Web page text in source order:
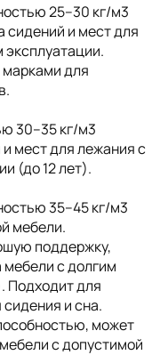
25–30 кг/м3
сидений и мест для
для
30–35 кг/м3
мест для лежания с
(до 12 лет).
35–45 кг/м3
мебели.
поддержку,
мебели с долгим
Подходит для
и сна.
может
с допустимой